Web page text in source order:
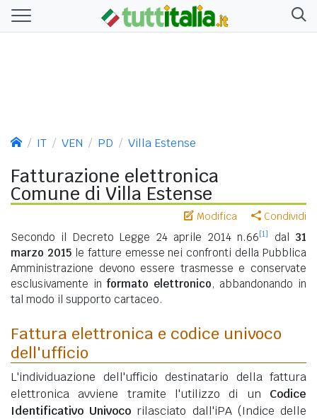
IT VEN PD Villa Estense
Fatturazione elettronica
Comune di Villa Estense
Modifica Condividi
Secondo il Decreto Legge 24 aprile 2014 n.66[1] dal 31
marzo 2015le fatture emesse nei confronti della Pubblica
Amministrazione devono essere trasmesse e conservate
esclusivamente in formato elettronico, abbandonando in
tal modo il supporto cartaceo.
Fattura elettronica e codice univoco
dell'ufficio
L'individuazione dell'ufficio destinatario della fattura
elettronica avviene tramite l'utilizzo di un Codice
Identificativo Univoco rilasciato dall'iPA (Indice delle